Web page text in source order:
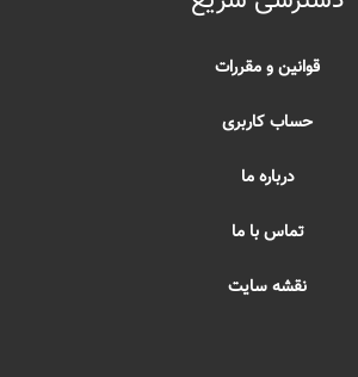
قوانین و مقررات
حساب کاربری
درباره ما
تماس با ما
نقشه سایت